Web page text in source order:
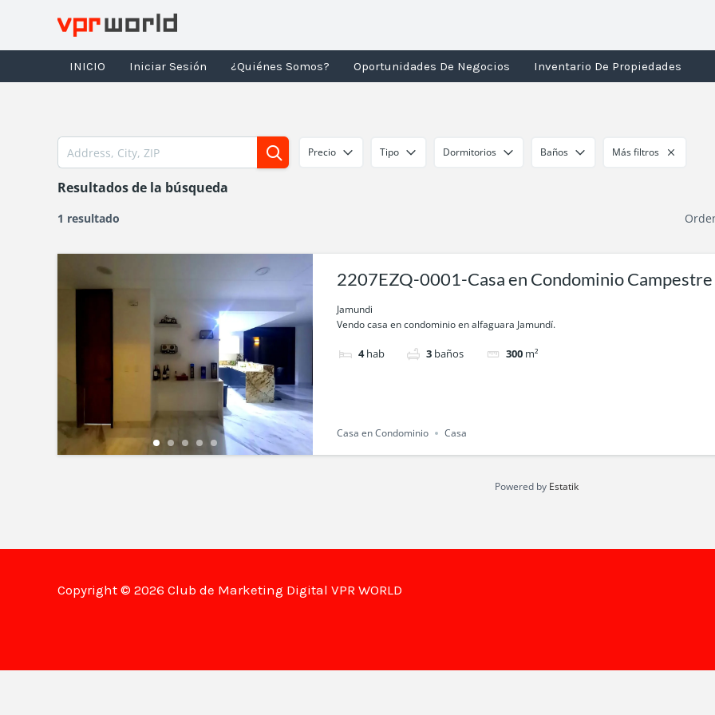
INICIO Iniciar Sesión ¿Quiénes Somos? Oportunidades De Negocios Inventario De Propiedades
Precio Tipo Dormitorios Baños Más filtros
Resultados de la búsqueda
1 resultado
2207EZQ-0001-Casa en Condominio
las Mercedes-Jamundí
Jamundi
Vendo casa en condominio en alfaguara Jamundí.
4 hab 3 baños 300 m²
Casa en Condominio Casa
Powered by Estatik
Copyright © 2026 Club de Marketing Digital VPR WORLD